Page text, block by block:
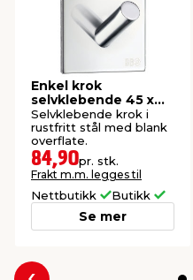
Enkel krok
selvklebende 45 x
45 mm - krom
Selvklebende krok i
rustfritt stål med blank
overflate.
84,90pr. stk.
Frakt m.m. legges til
Nettbutikk Butikk
Se mer